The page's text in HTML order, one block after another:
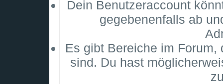
Dein Benutzeraccount
gegebenenfalls ab
Es gibt Bereiche im
sind. Du hast